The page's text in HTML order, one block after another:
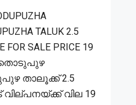
TALUK 2.5
FOR SALE PRICE 19
തൊടുപുഴ
താലൂക്ക് 2.5
വില്പനയ്ക്ക് വില 19